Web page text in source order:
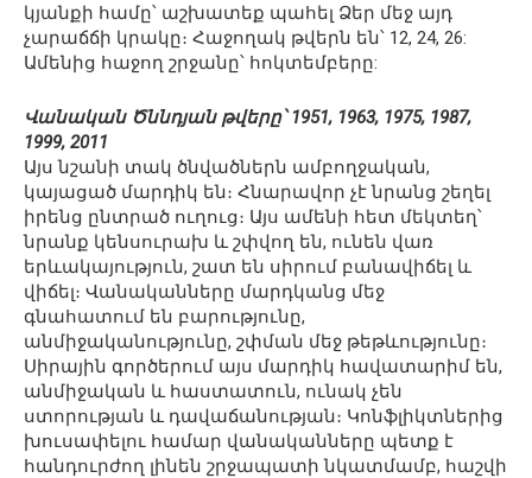
կյանքի համը՝ աշխատեք պահել Ձեր մեջ այդ
չարաճճի կրակը։ Հաջողակ թվերն են՝ 12, 24, 26:
Ամենից հաջող շրջանը՝ հոկտեմբերը:
Վանական Ծննդյան թվերը՝ 1951, 1963, 1975, 1987,
1999, 2011
Այս նշանի տակ ծնվածներն ամբողջական,
կայացած մարդիկ են։ Հնարավոր չէ նրանց շեղել
իրենց ընտրած ուղուց։ Այս ամենի հետ մեկտեղ՝
նրանք կենսուրախ և շփվող են, ունեն վառ
երևակայություն, շատ են սիրում բանավիճել և
վիճել։ Վանականները մարդկանց մեջ
գնահատում են բարությունը,
անմիջականությունը, շփման մեջ թեթևությունը։
Սիրային գործերում այս մարդիկ հավատարիմ են,
անմիջական և հաստատուն, ունակ չեն
ստորության և դավաճանության։ Կոնֆլիկտներից
խուսափելու համար վանականները պետք է
հանդուրժող լինեն շրջապատի նկատմամբ, հաշվի